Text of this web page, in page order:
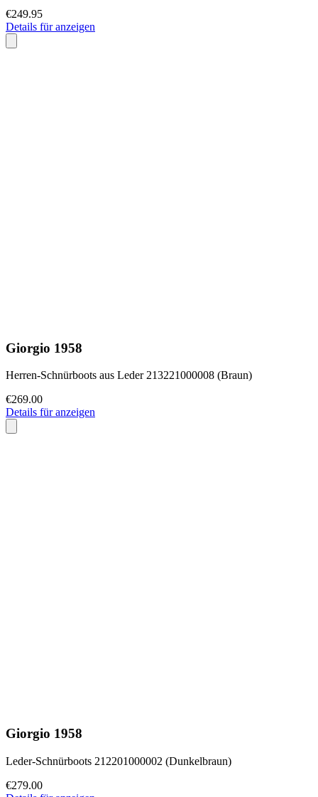
€249.95
Details für anzeigen
Giorgio 1958
Herren-Schnürboots aus Leder 213221000008 (Braun)
€269.00
Details für anzeigen
Giorgio 1958
Leder-Schnürboots 212201000002 (Dunkelbraun)
€279.00